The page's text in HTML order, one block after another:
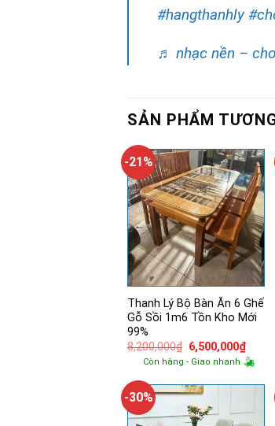
#hangthanhly
♬ nhạc nền –
SẢN PHẨM
-21%
Thanh Lý Bộ Bàn Ăn 6 Ghế
Gỗ Sồi 1m6 Tồn Kho Mới
99%
8,200,000₫ Giá
gốc
là:
6,500,000₫Giá
hiện
tại
Còn hàng - Giao nhanh
-30%